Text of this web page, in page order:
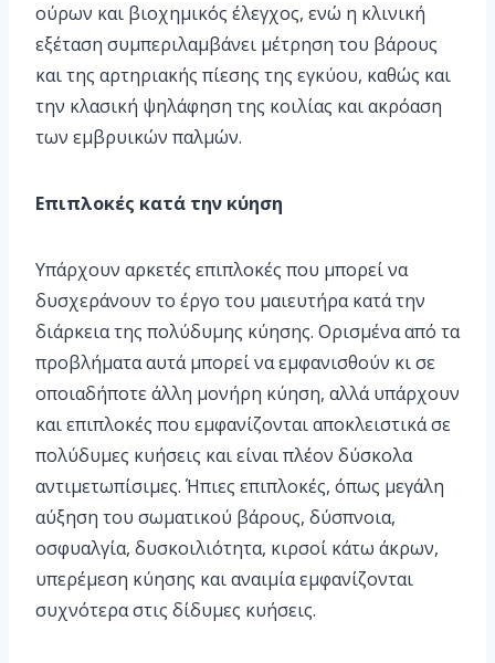
ούρων και βιοχημικός έλεγχος, ενώ η κλινική
εξέταση συμπεριλαμβάνει μέτρηση του βάρους
και της αρτηριακής πίεσης της εγκύου, καθώς και
την κλασική ψηλάφηση της κοιλίας και ακρόαση
των εμβρυικών παλμών.
Επιπλοκές κατά την κύηση
Υπάρχουν αρκετές επιπλοκές που μπορεί να
δυσχεράνουν το έργο του μαιευτήρα κατά την
διάρκεια της πολύδυμης κύησης. Ορισμένα από τα
προβλήματα αυτά μπορεί να εμφανισθούν κι σε
οποιαδήποτε άλλη μονήρη κύηση, αλλά υπάρχουν
και επιπλοκές που εμφανίζονται αποκλειστικά σε
πολύδυμες κυήσεις και είναι πλέον δύσκολα
αντιμετωπίσιμες. Ήπιες επιπλοκές, όπως μεγάλη
αύξηση του σωματικού βάρους, δύσπνοια,
οσφυαλγία, δυσκοιλιότητα, κιρσοί κάτω άκρων,
υπερέμεση κύησης και αναιμία εμφανίζονται
συχνότερα στις δίδυμες κυήσεις.